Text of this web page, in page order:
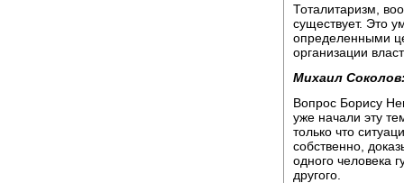
Тоталитаризм,
существует. Это
определенными
организации
Михаил
Вопрос Борису
уже начали эту
только что
собственно,
одного человека
другого.